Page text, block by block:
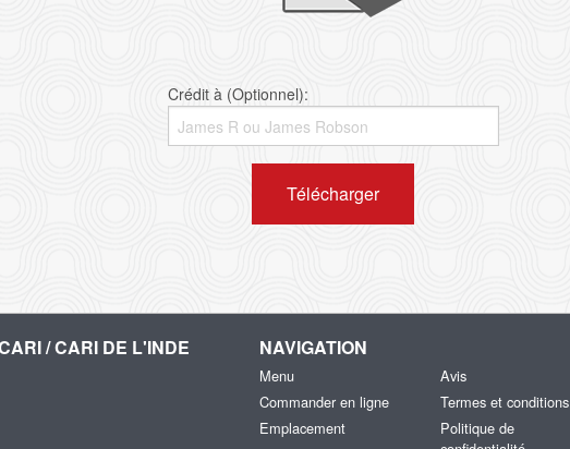
Crédit à (Optionnel):
Télécharger
/ CARI DE L'INDE NAVIGATION
Menu
Commander en ligne
Emplacement
Avis
Termes et conditions
Politique de